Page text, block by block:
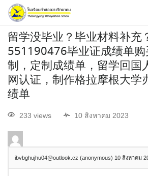
留学没毕业？毕业材料补充
551190476毕业证成绩单
制，定制成绩单，留学回国
网认证，制作格拉摩根大学
绩单
233 views 10 สิงหาคม 2023
ibvbghujhu04@outlook.cz (anonymous) 10 สิงหาคม